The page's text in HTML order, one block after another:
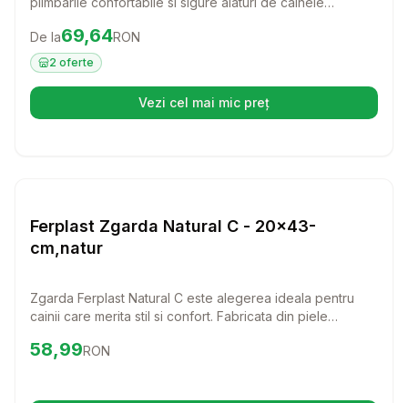
ofera atat stil, cat si control, permitandu-va sa va bucurati
de fiecare moment petrecut impreuna.
Preț:69.64 RON
De la69,64RON
2 oferte
Vezi cel mai mic preț(se deschide într-o filă nouă)
Lese si Zgarzi
Ferplast Zgarda Natural C - 20x43-
cm,natur
Zgarda Ferplast Natural C este alegerea ideala pentru
cainii care merita stil si confort. Fabricata din piele
durabilitatea, oferind o potrivire perfecta pentru orice
Preț:58.99
58,99RON